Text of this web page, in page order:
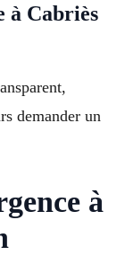
à Cabriès
demander un
à